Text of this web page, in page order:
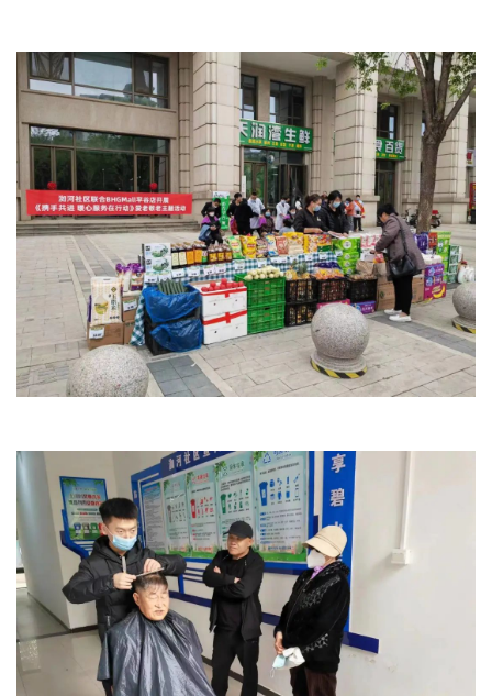
宣传思想文化人才
专题
资料库
+